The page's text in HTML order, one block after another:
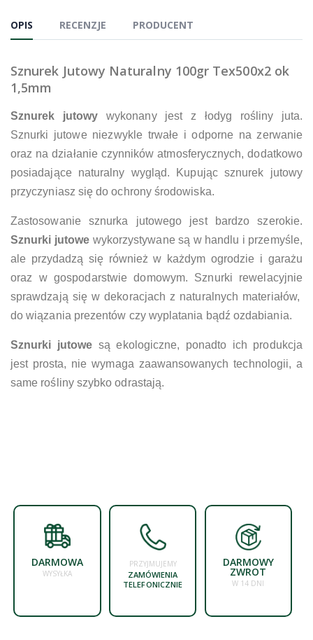
OPIS RECENZJE PRODUCENT
Sznurek Jutowy Naturalny 100gr Tex500x2 ok
1,5mm
Sznurek jutowy wykonany jest z łodyg rośliny juta.
Sznurki jutowe niezwykle trwałe i odporne na zerwanie
oraz na działanie czynników atmosferycznych, dodatkowo
posiadające naturalny wygląd. Kupując sznurek jutowy
przyczyniasz się do ochrony środowiska.
Zastosowanie sznurka jutowego jest bardzo szerokie.
Sznurki jutowe wykorzystywane są w handlu i przemyśle,
ale przydadzą się również w każdym ogrodzie i garażu
oraz w gospodarstwie domowym. Sznurki rewelacyjnie
sprawdzają się w dekoracjach z naturalnych materiałów,
do wiązania prezentów czy wyplatania bądź ozdabiania.
Sznurki jutowe są ekologiczne, ponadto ich produkcja
jest prosta, nie wymaga zaawansowanych technologii, a
same rośliny szybko odrastają.
DARMOWA
WYSYŁKA
PRZYJMUJEMY
ZAMÓWIENIA
TELEFONICZNIE
DARMOWY
ZWROT
W 14 DNI